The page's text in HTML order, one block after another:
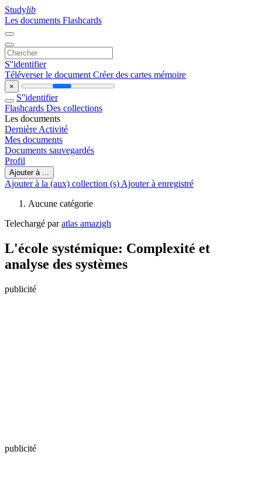
Studylib
Les documents Flashcards
S''identifier
Téléverser le document Créer des cartes mémoire
×
S''identifier
Flashcards Des collections
Les documents
Dernière Activité
Mes documents
Documents sauvegardés
Profil
Ajouter à ...
Ajouter à la (aux) collection (s) Ajouter à enregistré
Aucune catégorie
Telechargé paratlas amazigh
L'école systémique: Complexité et
analyse des systèmes
publicité
publicité